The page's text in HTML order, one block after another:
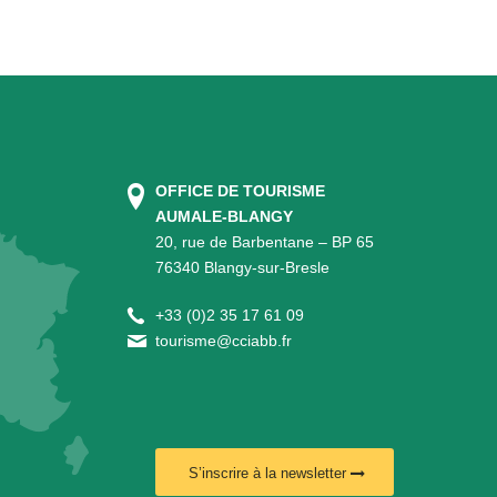
OFFICE DE TOURISME
AUMALE-BLANGY
20, rue de Barbentane – BP 65
76340 Blangy-sur-Bresle
+33 (0)2 35 17 61 09
tourisme@cciabb.fr
S’inscrire à la newsletter